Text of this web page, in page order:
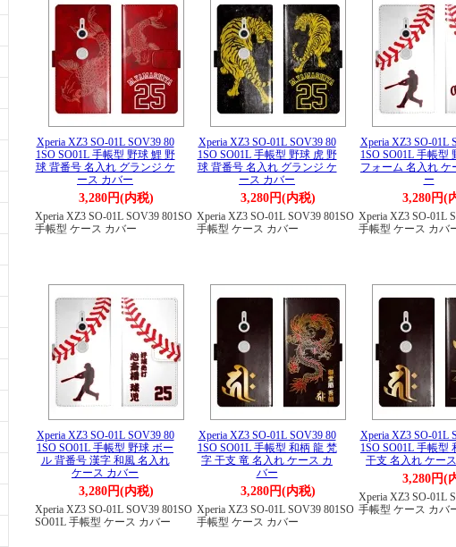
Xperia XZ3 SO-01L SOV39 80
1SO SO01L 手帳型 野球 鯉 野
球 背番号 名入れ グランジ ケ
ース カバー
3,280円(内税)
Xperia XZ3 SO-01L SOV39 801SO
手帳型 ケース カバー
Xperia XZ3 SO-01L SOV39 80
1SO SO01L 手帳型 野球 虎 野
球 背番号 名入れ グランジ ケ
ース カバー
3,280円(内税)
Xperia XZ3 SO-01L SOV39 801SO
手帳型 ケース カバー
Xperia XZ3 SO-01L
1SO SO01L 手帳型
フォーム 名入れ ケ
ー
3,280円(
Xperia XZ3 SO-01L
手帳型 ケース カバ
Xperia XZ3 SO-01L SOV39 80
1SO SO01L 手帳型 野球 ボー
ル 背番号 漢字 和風 名入れ
ケース カバー
3,280円(内税)
Xperia XZ3 SO-01L SOV39 801SO
SO01L 手帳型 ケース カバー
Xperia XZ3 SO-01L SOV39 80
1SO SO01L 手帳型 和柄 龍 梵
字 干支 竜 名入れ ケース カ
バー
3,280円(内税)
Xperia XZ3 SO-01L SOV39 801SO
手帳型 ケース カバー
Xperia XZ3 SO-01L
1SO SO01L 手帳型
干支 名入れ ケー
3,280円(
Xperia XZ3 SO-01L
手帳型 ケース カバ